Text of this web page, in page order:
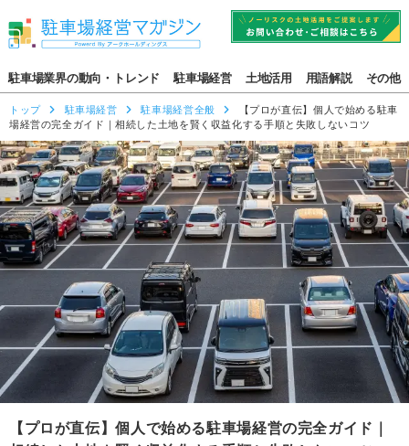
駐車場業界の動向・トレンド 駐車場経営 土地活用 用語解説 その他
トップ 駐車場経営 駐車場経営全般
【プロが直伝】個人で始める駐車
場経営の完全ガイド｜相続した土地を賢く収益化する手順と失敗しないコツ
【プロが直伝】個人で始める駐車場経営の完全ガイド｜